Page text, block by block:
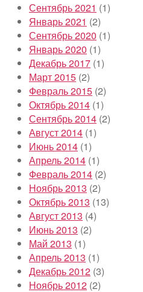
Сентябрь 2021 (1)
Январь 2021 (2)
Сентябрь 2020 (1)
Январь 2020 (1)
Декабрь 2017 (1)
Март 2015 (2)
Февраль 2015 (2)
Октябрь 2014 (1)
Сентябрь 2014 (2)
Август 2014 (1)
Июнь 2014 (1)
Апрель 2014 (1)
Февраль 2014 (2)
Ноябрь 2013 (2)
Октябрь 2013 (13)
Август 2013 (4)
Июнь 2013 (2)
Май 2013 (1)
Апрель 2013 (1)
Декабрь 2012 (3)
Ноябрь 2012 (2)